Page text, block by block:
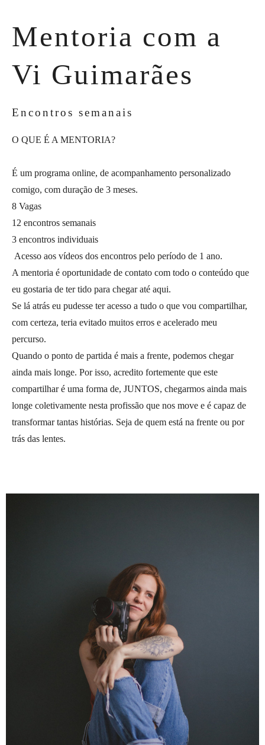
Mentoria com a
Vi Guimarães
Encontros semanais
O QUE É A MENTORIA?
É um programa online, de acompanhamento personalizado
comigo, com duração de 3 meses.
8 Vagas
12 encontros semanais
3 encontros individuais
Acesso aos vídeos dos encontros pelo período de 1 ano.
A mentoria é oportunidade de contato com todo o conteúdo que
eu gostaria de ter tido para chegar até aqui.
Se lá atrás eu pudesse ter acesso a tudo o que vou compartilhar,
com certeza, teria evitado muitos erros e acelerado meu
percurso.
Quando o ponto de partida é mais a frente, podemos chegar
ainda mais longe. Por isso, acredito fortemente que este
compartilhar é uma forma de, JUNTOS, chegarmos ainda mais
longe coletivamente nesta profissão que nos move e é capaz de
transformar tantas histórias. Seja de quem está na frente ou por
trás das lentes.